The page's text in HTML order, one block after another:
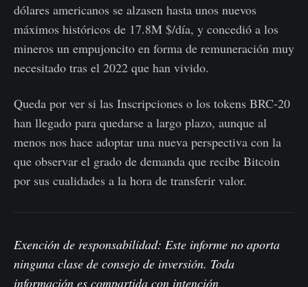
dólares americanos se alzasen hasta unos nuevos
máximos históricos de 17.8M $/día, y concedió a los
mineros un empujoncito en forma de remuneración muy
necesitado tras el 2022 que han vivido.
Queda por ver si las Inscripciones o los tokens BRC-20
han llegado para quedarse a largo plazo, aunque al
menos nos hace adoptar una nueva perspectiva con la
que observar el grado de demanda que recibe Bitcoin
por sus cualidades a la hora de transferir valor.
Exención de responsabilidad: Este informe no aporta
ninguna clase de consejo de inversión. Toda
información es compartida con intención